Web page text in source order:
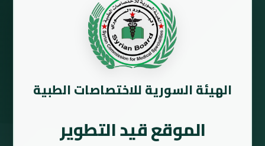
الهيئة السورية للاختصاصات الطبية
الموقع قيد التطوير